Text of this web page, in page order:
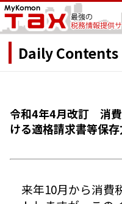
Daily Contents
令和4年4月改訂 消
ける適格請求書等保
来年10月から消費